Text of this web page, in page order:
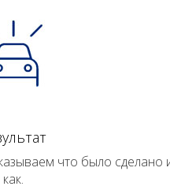
что было сделано
как.